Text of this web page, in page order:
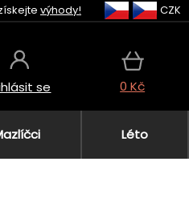
výhody! CZK
se 0 Kč
Léto